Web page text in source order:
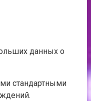
данных о
стандартными